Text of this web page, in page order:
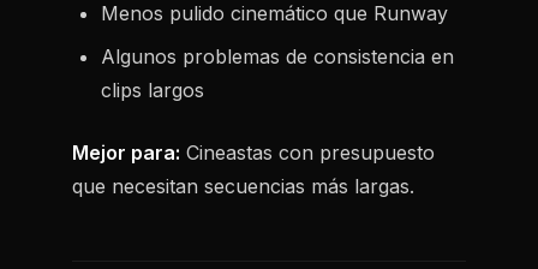
Menos pulido cinemático que Runway
Algunos problemas de consistencia en
clips largos
Mejor para: Cineastas con presupuesto
que necesitan secuencias más largas.